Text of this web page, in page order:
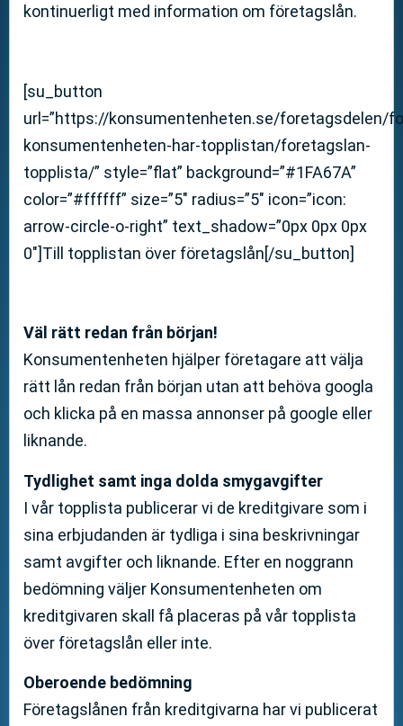
kontinuerligt med information om företagslån.
[su_button
url=”https://konsumentenheten.se/foretagsdelen/
konsumentenheten-har-topplistan/foretagslan-
topplista/” style=”flat” background=”#1FA67A”
color=”#ffffff” size=”5″ radius=”5″ icon=”icon:
arrow-circle-o-right” text_shadow=”0px 0px 0px
0″]Till topplistan över företagslån[/su_button]
Väl rätt redan från början!
Konsumentenheten hjälper företagare att välja
rätt lån redan från början utan att behöva googla
och klicka på en massa annonser på google eller
liknande.
Tydlighet samt inga dolda smygavgifter
I vår topplista publicerar vi de kreditgivare som i
sina erbjudanden är tydliga i sina beskrivningar
samt avgifter och liknande. Efter en noggrann
bedömning väljer Konsumentenheten om
kreditgivaren skall få placeras på vår topplista
över företagslån eller inte.
Oberoende bedömning
Företagslånen från kreditgivarna har vi publicerat